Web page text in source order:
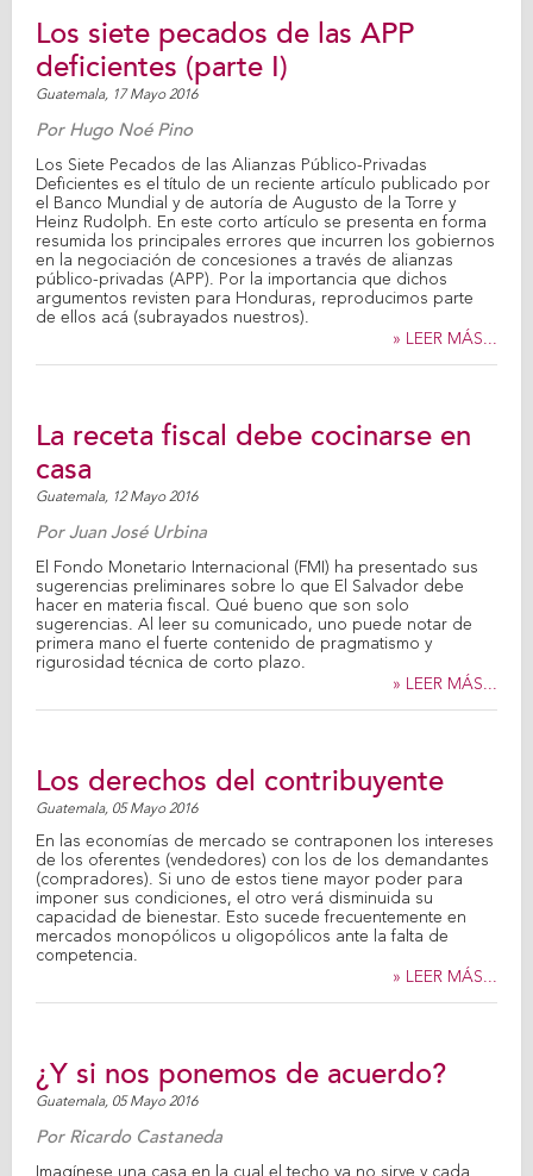
Los siete pecados de las APP
deficientes (parte I)
Guatemala, 17 Mayo 2016
Por Hugo Noé Pino
Los Siete Pecados de las Alianzas Público-Privadas
Deficientes es el título de un reciente artículo publicado por
el Banco Mundial y de autoría de Augusto de la Torre y
Heinz Rudolph. En este corto artículo se presenta en forma
resumida los principales errores que incurren los gobiernos
en la negociación de concesiones a través de alianzas
público-privadas (APP). Por la importancia que dichos
argumentos revisten para Honduras, reproducimos parte
de ellos acá (subrayados nuestros).
» LEER MÁS...
La receta fiscal debe cocinarse en
casa
Guatemala, 12 Mayo 2016
PorJuan José Urbina
El Fondo Monetario Internacional (FMI) ha presentado sus
sugerencias preliminares sobre lo que El Salvador debe
hacer en materia fiscal. Qué bueno que son solo
sugerencias. Al leer su comunicado, uno puede notar de
primera mano el fuerte contenido de pragmatismo y
rigurosidad técnica de corto plazo.
» LEER MÁS...
Los derechos del contribuyente
Guatemala, 05 Mayo 2016
En las economías de mercado se contraponen los intereses
de los oferentes (vendedores) con los de los demandantes
(compradores). Si uno de estos tiene mayor poder para
imponer sus condiciones, el otro verá disminuida su
capacidad de bienestar. Esto sucede frecuentemente en
mercados monopólicos u oligopólicos ante la falta de
competencia.
» LEER MÁS...
¿Y si nos ponemos de acuerdo?
Guatemala, 05 Mayo 2016
Por Ricardo Castaneda
Imagínese una casa en la cual el techo ya no sirve y cada